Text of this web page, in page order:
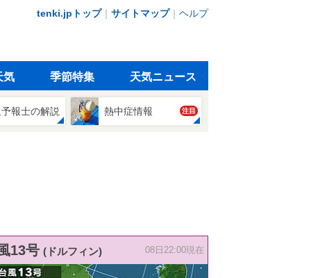
tenki.jpトップ｜ サイトマップ｜ ヘルプ
気 季節特集 天気ニュース
報士の解説 熱中症情報 注目
13号 (ドルフィン) 08日22:00現在